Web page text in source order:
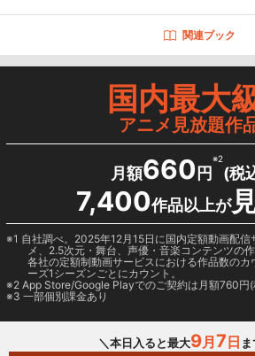
関連ブック
国内最大
アニメ見放題作
月額660 円
※2
(税
7,400作品以上が
1 自社調べ。2025年12月15日に国内定額動画配
メ、2.5次元・舞台、声優・音楽コンテンツの
各社の定額制動画サービスにおける作品数のカ
ーズ1シーズンごとにカウント。
2 App Store/Google Playでのご契約は月額760円(
3 一部個別課金あり
＼本日入ると最大9月 7 日